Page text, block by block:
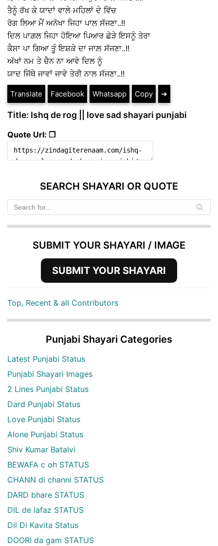
ਤੈਨੂੰ ਰੱਖ ਕੇ ਯਾਦਾਂ ਵਾਲੇ ਮਹਿਲਾਂ ਦੇ ਵਿੱਚ
ਰੋਗ ਲਿਆ ਮੈਂ ਅਨੋਖਾ ਜਿਹਾ ਪਾਲ ਸੱਜਣਾ..!!
ਦਿਲ ਪਾਗ਼ਲ ਜਿਹਾ ਹੋਇਆ ਪਿਆਰ ਛੇੜੇ ਇਸਨੂੰ ਤੇਰਾ
ਕੈਸਾ ਪਾ ਗਿਆ ਤੂੰ ਇਸ਼ਕੇ ਦਾ ਜਾਲ਼ ਸੱਜਣਾ..!!
ਅੱਖਾਂ ਨਮ ਤੇ ਚੈਨ ਨਾ ਆਵੇ ਦਿਲ ਨੂੰ
ਯਾਦ ਜਿੱਥੇ ਜਾਵਾਂ ਜਾਵੇ ਤੇਰੀ ਨਾਲ ਸੱਜਣਾ..!!
Translate Facebook Whatsapp Copy ➔
Title: Ishq de rog || love sad shayari punjabi
Quote Url: ❐
SEARCH SHAYARI OR QUOTE
SUBMIT YOUR SHAYARI / IMAGE
SUBMIT YOUR SHAYARI
Top, Recent & all Contributors
Punjabi Shayari Categories
Latest Punjabi Status
Punjabi Shayari Images
2 Lines Punjabi Status
Dard Punjabi Status
Love Punjabi Status
Alone Punjabi Status
Shiv Kumar Batalvi
BEWAFA c oh STATUS
CHANN di channi STATUS
DARD bhare STATUS
DIL de lafaz STATUS
Dil Di Kavita Status
DOORI da gam STATUS